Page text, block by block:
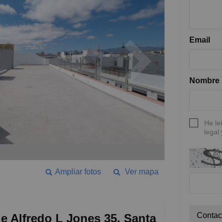
Ver mapa
Ampliar fotos
Alfredo L Jones 35, Santa
Email
Nombre
He
legal